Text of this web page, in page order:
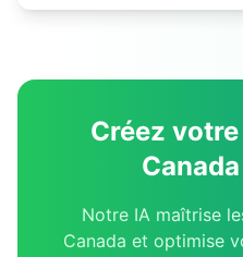
Créez
Canada
Notre IA maîtrise
Canada et optimise